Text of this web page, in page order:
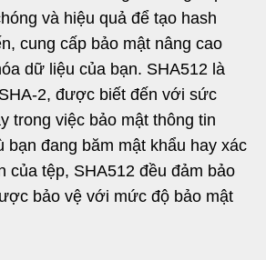
và hiệu quả để tạo hash
cung cấp bảo mật nâng cao
dữ liệu của bạn. SHA512 là
2, được biết đến với sức
trong việc bảo mật thông tin
bạn đang băm mật khẩu hay xác
của tệp, SHA512 đều đảm bảo
bảo vệ với mức độ bảo mật